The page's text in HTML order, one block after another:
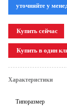
уточняйте у
Характеристики
Типоразмер